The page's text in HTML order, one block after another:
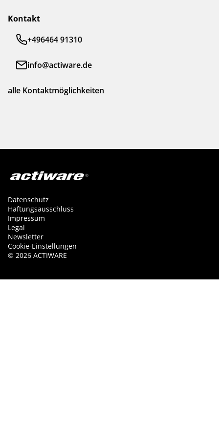
Kontakt
+496464 91310
info@actiware.de
alle Kontaktmöglichkeiten
Datenschutz
Haftungsausschluss
Impressum
Legal
Newsletter
Cookie-Einstellungen
© 2026 ACTIWARE